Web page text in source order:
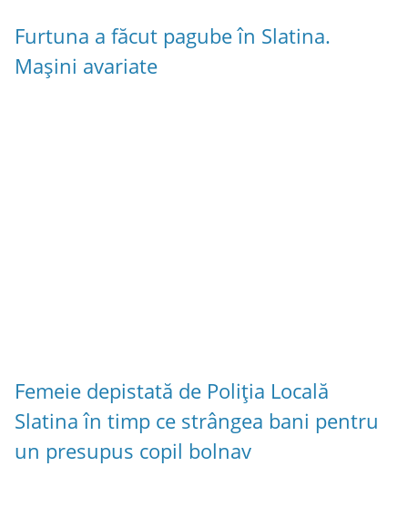
Furtuna a făcut pagube în Slatina.
Mașini avariate
Femeie depistată de Poliția Locală
Slatina în timp ce strângea bani pentru
un presupus copil bolnav